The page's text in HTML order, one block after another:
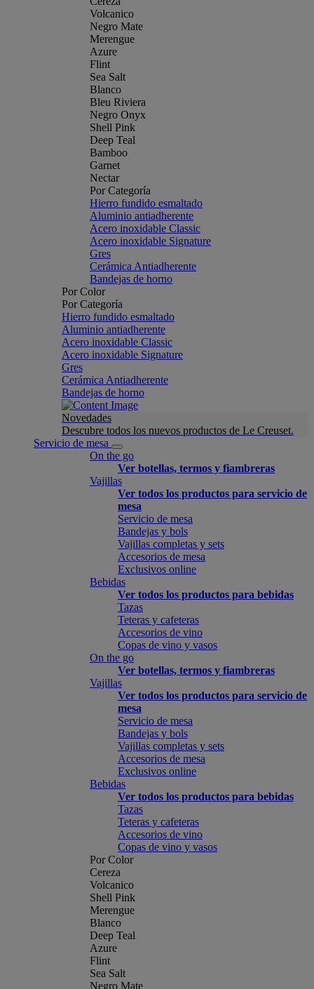
Volcanico
Negro Mate
Merengue
Azure
Flint
Sea Salt
Blanco
Bleu Riviera
Negro Onyx
Shell Pink
Deep Teal
Bamboo
Garnet
Nectar
Por Categoría
Hierro fundido esmaltado
Aluminio antiadherente
Acero inoxidable Classic
Acero inoxidable Signature
Gres
Cerámica Antiadherente
Bandejas de horno
Por Color
Por Categoría
Hierro fundido esmaltado
Aluminio antiadherente
Acero inoxidable Classic
Acero inoxidable Signature
Gres
Cerámica Antiadherente
Bandejas de horno
Novedades
Descubre todos los nuevos productos de Le Creuset.
Servicio de mesa
On the go
Ver botellas, termos y fiambreras
Vajillas
Ver todos los productos para servicio de
mesa
Servicio de mesa
Bandejas y bols
Vajillas completas y sets
Accesorios de mesa
Exclusivos online
Bebidas
Ver todos los productos para bebidas
Tazas
Teteras y cafeteras
Accesorios de vino
Copas de vino y vasos
On the go
Ver botellas, termos y fiambreras
Vajillas
Ver todos los productos para servicio de
mesa
Servicio de mesa
Bandejas y bols
Vajillas completas y sets
Accesorios de mesa
Exclusivos online
Bebidas
Ver todos los productos para bebidas
Tazas
Teteras y cafeteras
Accesorios de vino
Copas de vino y vasos
Por Color
Cereza
Volcanico
Shell Pink
Merengue
Blanco
Deep Teal
Azure
Flint
Sea Salt
Negro Mate